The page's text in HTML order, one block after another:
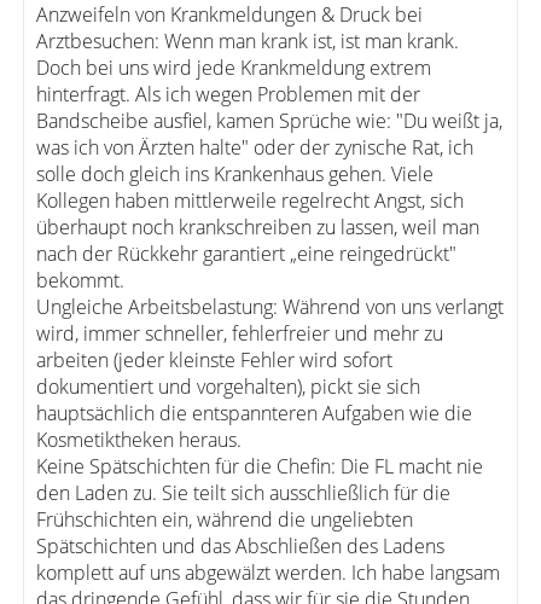
Anzweifeln von Krankmeldungen & Druck bei
Arztbesuchen: Wenn man krank ist, ist man krank.
Doch bei uns wird jede Krankmeldung extrem
hinterfragt. Als ich wegen Problemen mit der
Bandscheibe ausfiel, kamen Sprüche wie: "Du weißt ja,
was ich von Ärzten halte" oder der zynische Rat, ich
solle doch gleich ins Krankenhaus gehen. Viele
Kollegen haben mittlerweile regelrecht Angst, sich
überhaupt noch krankschreiben zu lassen, weil man
nach der Rückkehr garantiert „eine reingedrückt"
bekommt.
Ungleiche Arbeitsbelastung: Während von uns verlangt
wird, immer schneller, fehlerfreier und mehr zu
arbeiten (jeder kleinste Fehler wird sofort
dokumentiert und vorgehalten), pickt sie sich
hauptsächlich die entspannteren Aufgaben wie die
Kosmetiktheken heraus.
Keine Spätschichten für die Chefin: Die FL macht nie
den Laden zu. Sie teilt sich ausschließlich für die
Frühschichten ein, während die ungeliebten
Spätschichten und das Abschließen des Ladens
komplett auf uns abgewälzt werden. Ich habe langsam